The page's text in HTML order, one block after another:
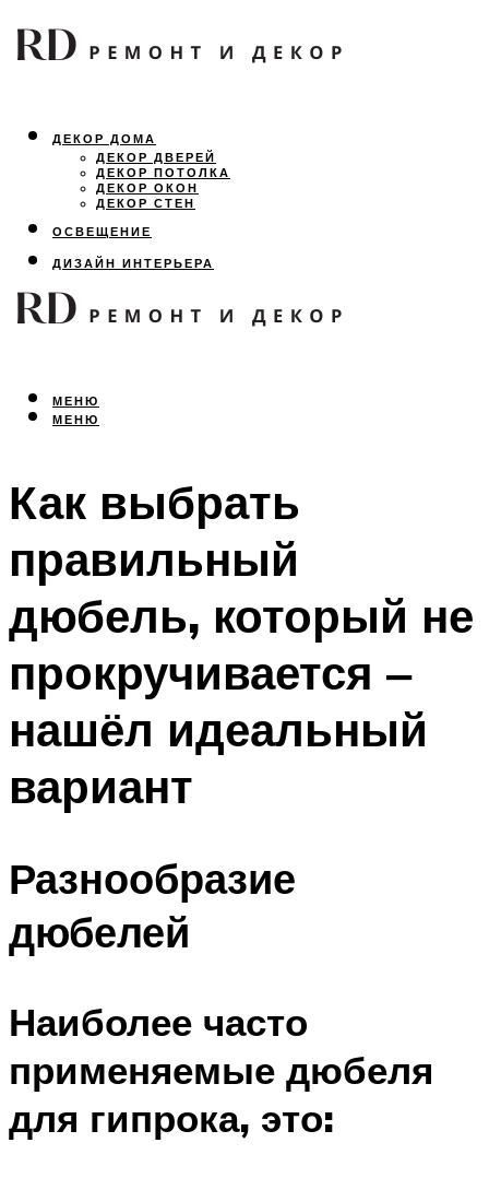
ДЕКОР ДОМА
ДЕКОР ДВЕРЕЙ
ДЕКОР ПОТОЛКА
ДЕКОР ОКОН
ДЕКОР СТЕН
ОСВЕЩЕНИЕ
ДИЗАЙН ИНТЕРЬЕРА
ЛАНДШАФТНЫЙ ДИЗАЙН
ВСЕ ПРО РЕМОНТ
МЕНЮ
МЕНЮ
Как выбрать
правильный
дюбель, который не
прокручивается ‒
нашёл идеальный
вариант
Разнообразие
дюбелей
Наиболее часто
применяемые дюбеля
для гипрока, это: